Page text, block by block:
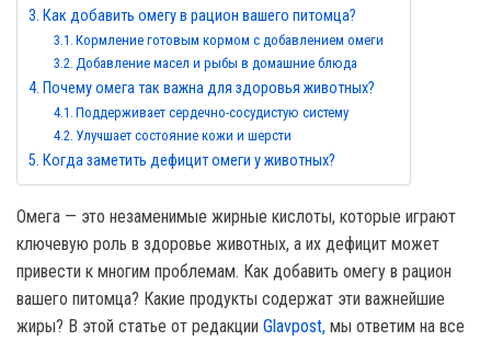
Как добавить омегу в рацион вашего питомца?
Кормление готовым кормом с добавлением омеги
Добавление масел и рыбы в домашние блюда
Почему омега так важна для здоровья животных?
Поддерживает сердечно-сосудистую систему
Улучшает состояние кожи и шерсти
Когда заметить дефицит омеги у животных?
Омега — это незаменимые жирные кислоты, которые играют
ключевую роль в здоровье животных, а их дефицит может
привести к многим проблемам. Как добавить омегу в рацион
вашего питомца? Какие продукты содержат эти важнейшие
жиры? В этой статье от редакции Glavpost, мы ответим на все